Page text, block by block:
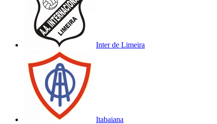
Inter de Limeira
Itabaiana